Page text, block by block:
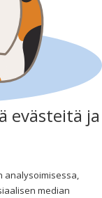
evästeitä ja
analysoimisessa,
median